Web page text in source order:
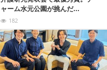
ャーム水元公園が挑んだ...
182